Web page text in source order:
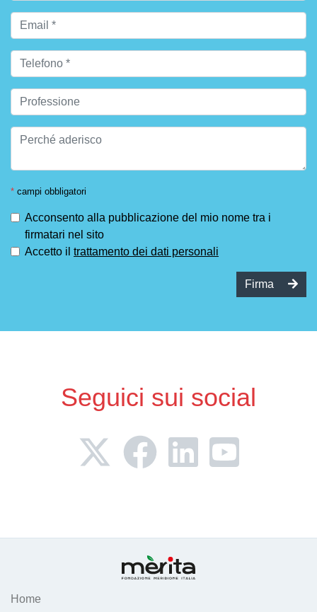
* campi obbligatori
Acconsento alla pubblicazione del mio nome tra i
firmatari nel sito
Accetto il trattamento dei dati personali
Firma
Seguici sui social
Home